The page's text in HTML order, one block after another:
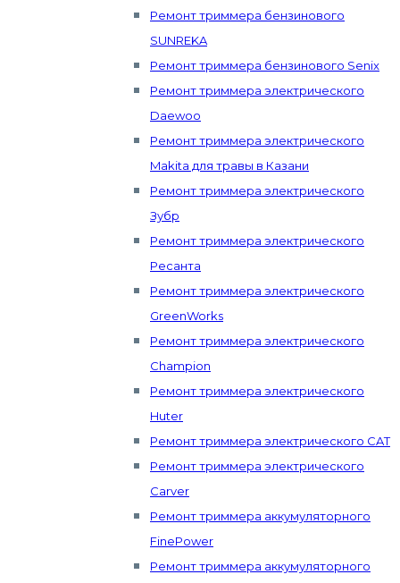
Ремонт триммера бензинового
SUNREKA
Ремонт триммера бензинового Senix
Ремонт триммера электрического
Daewoo
Ремонт триммера электрического
Makita для травы в Казани
Ремонт триммера электрического
Зубр
Ремонт триммера электрического
Ресанта
Ремонт триммера электрического
GreenWorks
Ремонт триммера электрического
Champion
Ремонт триммера электрического
Huter
Ремонт триммера электрического CAT
Ремонт триммера электрического
Carver
Ремонт триммера аккумуляторного
FinePower
Ремонт триммера аккумуляторного